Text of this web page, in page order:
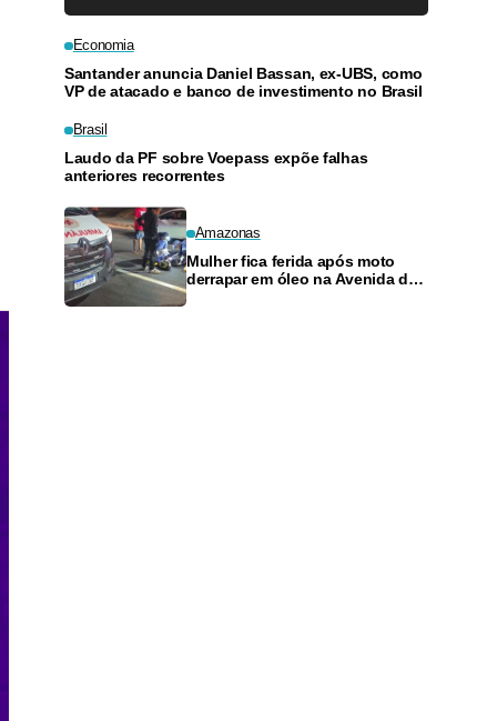
Economia
Santander anuncia Daniel Bassan, ex-UBS, como
VP de atacado e banco de investimento no Brasil
Brasil
Laudo da PF sobre Voepass expõe falhas
anteriores recorrentes
Amazonas
Mulher fica ferida após moto
derrapar em óleo na Avenida das